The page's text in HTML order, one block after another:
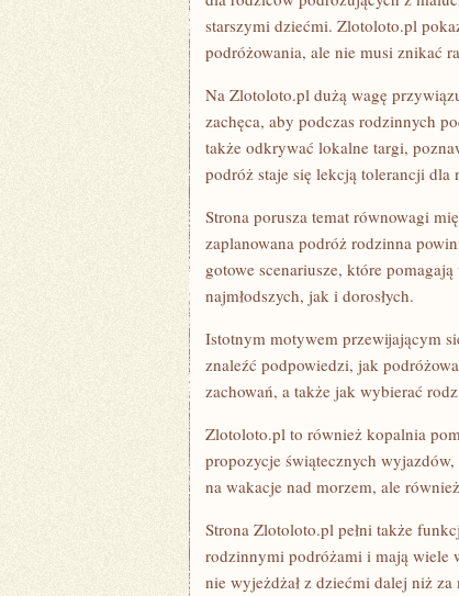
starszymi dziećmi. Zlotoloto.pl
podróżowania, ale nie musi znikać
Na Zlotoloto.pl dużą wagę
zachęca, aby podczas rodzinnych
także odkrywać lokalne targi,
podróż staje się lekcją tolerancji dla
Strona porusza temat równowagi
zaplanowana podróż rodzinna
gotowe scenariusze, które
najmłodszych, jak i dorosłych.
Istotnym motywem przewijającym
znaleźć podpowiedzi, jak
zachowań, a także jak wybierać
Zlotoloto.pl to również kopalnia
propozycje świątecznych
na wakacje nad morzem, ale
Strona Zlotoloto.pl pełni także
rodzinnymi podróżami i mają wiele
nie wyjeżdżał z dziećmi dalej niż